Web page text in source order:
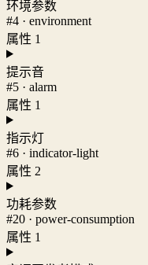
环境参数
#4 · environment
属性 1
提示音
#5 · alarm
属性 1
指示灯
#6 · indicator-light
属性 2
功耗参数
#20 · power-consumption
属性 1